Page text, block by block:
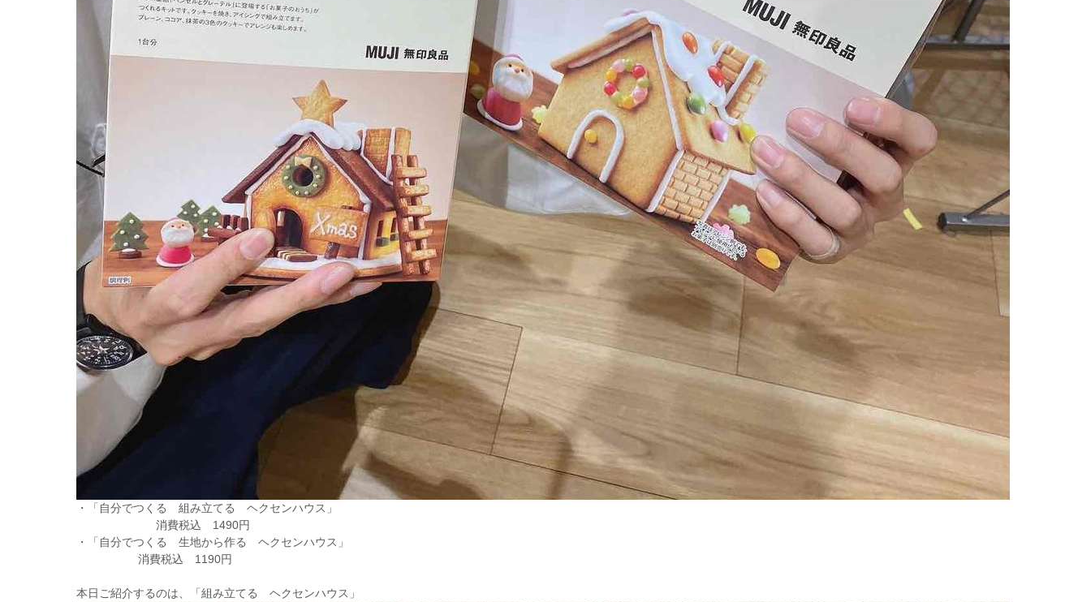
・「自分でつくる 組み立てる ヘクセンハウス」
消費税込 1490円
・「自分でつくる 生地から作る ヘクセンハウス」
消費税込 1190円
本日ご紹介するのは、「組み立てる ヘクセンハウス」